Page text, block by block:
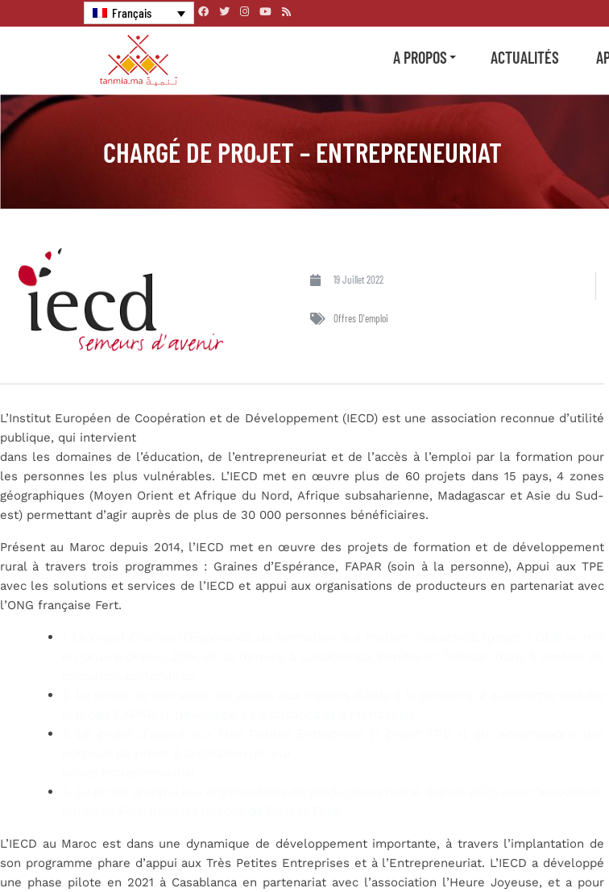
Français
A PROPOS ACTUALITÉS
CHARGÉ DE PROJET – ENTREPRENEURIAT
19 Juillet 2022
Offres D'emploi
L’Institut Européen de Coopération et de Développement (IECD) est une association reconnue d’utilité
publique, qui intervient
dans les domaines de l’éducation, de l’entrepreneuriat et de l’accès à l’emploi par la formation pour
les personnes les plus vulnérables. L’IECD met en œuvre plus de 60 projets dans 15 pays, 4 zones
géographiques (Moyen Orient et Afrique du Nord, Afrique subsaharienne, Madagascar et Asie du Sud-
est) permettant d’agir auprès de plus de 30 000 personnes bénéficiaires.
Présent au Maroc depuis 2014, l’IECD met en œuvre des projets de formation et de développement
rural à travers trois programmes : Graines d’Espérance, FAPAR (soin à la personne), Appui aux TPE
avec les solutions et services de l’IECD et appui aux organisations de producteurs en partenariat avec
l’ONG française Fert.
L’IECD au Maroc est dans une dynamique de développement importante, à travers l’implantation de
son programme phare d’appui aux Très Petites Entreprises et à l’Entrepreneuriat. L’IECD a développé
une phase pilote en 2021 à Casablanca en partenariat avec l’association l’Heure Joyeuse, et a pour